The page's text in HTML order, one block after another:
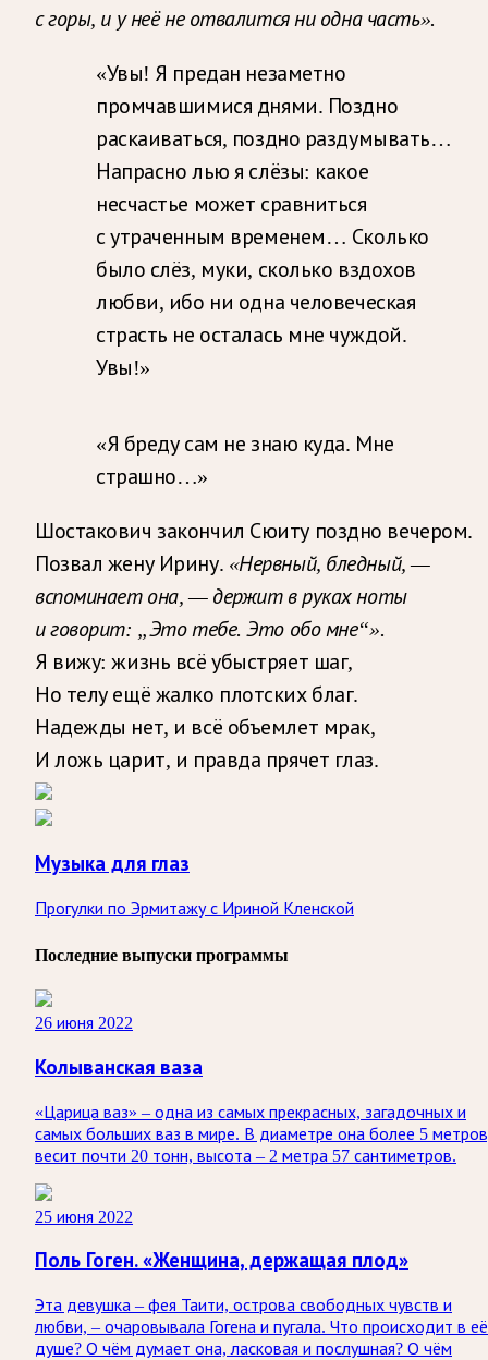
с горы, и у неё не отвалится ни одна часть».
«Увы! Я предан незаметно
промчавшимися днями. Поздно
раскаиваться, поздно раздумывать…
Напрасно лью я слёзы: какое
несчастье может сравниться
с утраченным временем… Сколько
было слёз, муки, сколько вздохов
любви, ибо ни одна человеческая
страсть не осталась мне чуждой.
Увы!»
«Я бреду сам не знаю куда. Мне
страшно…»
Шостакович закончил Сюиту поздно вечером.
Позвал жену Ирину. «Нервный, бледный, —
вспоминает она, — держит в руках ноты
и говорит: „Это тебе. Это обо мне“».
Я вижу: жизнь всё убыстряет шаг,
Но телу ещё жалко плотских благ.
Надежды нет, и всё объемлет мрак,
И ложь царит, и правда прячет глаз.
Музыка для глаз
Прогулки по Эрмитажу с Ириной Кленской
Последние выпуски программы
26 июня 2022
Колыванская ваза
«Царица ваз» – одна из самых прекрасных, загадочных и
самых больших ваз в мире. В диаметре она более 5
весит почти 20 тонн, высота – 2 метра 57 сантиметров.
25 июня 2022
Поль Гоген. «Женщина, держащая плод»
Эта девушка – фея Таити, острова свободных чувств и
любви, – очаровывала Гогена и пугала. Что происходит в её
душе? О чём думает она, ласковая и послушная? О чём